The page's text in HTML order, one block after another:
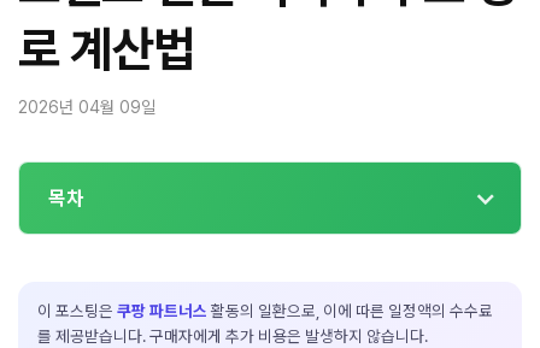
로 계산법
2026년 04월 09일
목차
이 포스팅은 쿠팡 파트너스 활동의 일환으로, 이에 따른 일정액의 수수료
를 제공받습니다. 구매자에게 추가 비용은 발생하지 않습니다.